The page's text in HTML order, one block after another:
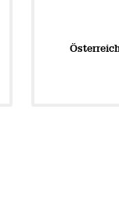
Österreich